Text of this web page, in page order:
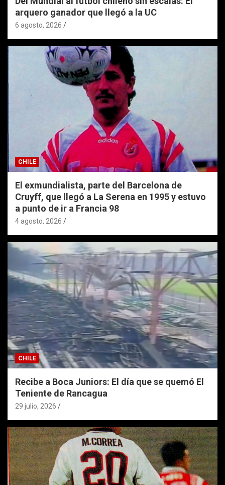
arquero ganador que llegó a la UC
6 agosto, 2026
CHILE
El exmundialista, parte del Barcelona de
Cruyff, que llegó a La Serena en 1995 y estuvo
a punto de ir a Francia 98
4 agosto, 2026
CHILE
Recibe a Boca Juniors: El día que se quemó El
Teniente de Rancagua
29 julio, 2026